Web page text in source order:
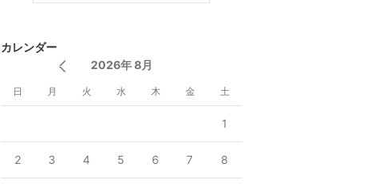
カレンダー
2026年 8月
日 月 火 水 木 金 土
1
2 3 4 5 6 7 8